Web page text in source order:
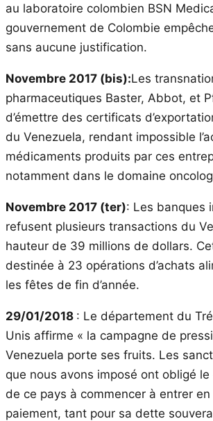
au laboratoire colombien BSN
gouvernement de Colombie
sans aucune justification.
Novembre 2017 (bis):Les
pharmaceutiques Baster, Abbot, et
d’émettre des certificats
du Venezuela, rendant impossible
médicaments produits par ces
notamment dans le domaine
Novembre 2017 (ter): Les banques
refusent plusieurs transactions du
hauteur de 39 millions de dollars.
destinée à 23 opérations d’achats
les fêtes de fin d’année.
29/01/2018 : Le département du
Unis affirme « la campagne de
Venezuela porte ses fruits. Les
que nous avons imposé ont obligé
de ce pays à commencer à entrer
paiement, tant pour sa dette